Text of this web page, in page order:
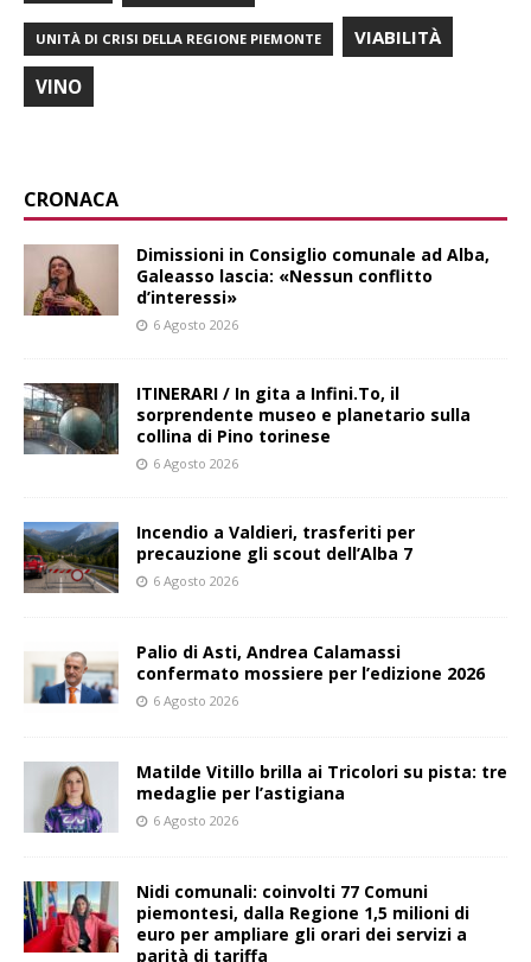
UNITÀ DI CRISI DELLA REGIONE PIEMONTE VIABILITÀ
VINO
CRONACA
Dimissioni in Consiglio comunale ad Alba,
Galeasso lascia: «Nessun conflitto
d’interessi»
6 Agosto 2026
ITINERARI / In gita a Infini.To, il
sorprendente museo e planetario sulla
collina di Pino torinese
6 Agosto 2026
Incendio a Valdieri, trasferiti per
precauzione gli scout dell’Alba 7
6 Agosto 2026
Palio di Asti, Andrea Calamassi
confermato mossiere per l’edizione 2026
6 Agosto 2026
Matilde Vitillo brilla ai Tricolori su pista: tre
medaglie per l’astigiana
6 Agosto 2026
Nidi comunali: coinvolti 77 Comuni
piemontesi, dalla Regione 1,5 milioni di
euro per ampliare gli orari dei servizi a
parità di tariffa